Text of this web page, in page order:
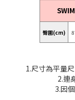
臀圍(cm)
1.尺寸為平量
2.連
3.因